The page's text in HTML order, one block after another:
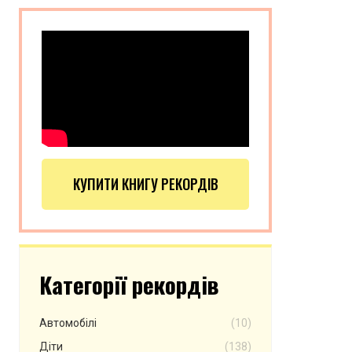
КУПИТИ КНИГУ РЕКОРДІВ
Категорії рекордів
Автомобілі
(10)
Діти
(138)